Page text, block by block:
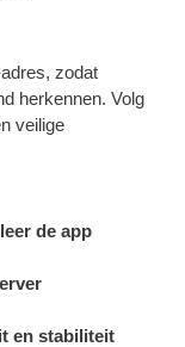
zodat
herkennen. Volg
veilige
de app
en stabiliteit